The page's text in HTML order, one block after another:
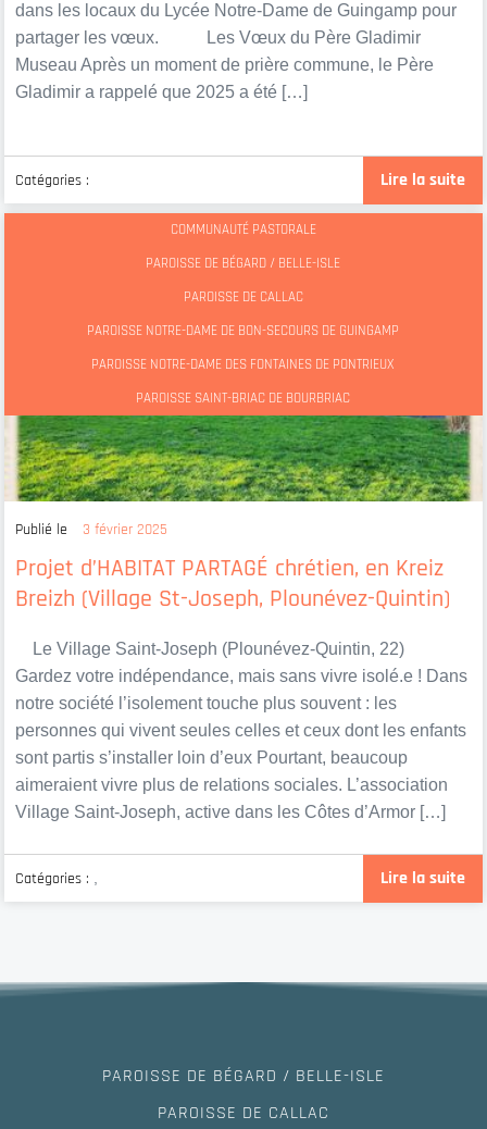
dans les locaux du Lycée Notre-Dame de Guingamp pour
partager les vœux. Les Vœux du Père Gladimir
Museau Après un moment de prière commune, le Père
Gladimir a rappelé que 2025 a été […]
Lire la suite
Catégories :
COMMUNAUTÉ PASTORALE
PAROISSE DE BÉGARD / BELLE-ISLE
PAROISSE DE CALLAC
PAROISSE NOTRE-DAME DE BON-SECOURS DE GUINGAMP
PAROISSE NOTRE-DAME DES FONTAINES DE PONTRIEUX
PAROISSE SAINT-BRIAC DE BOURBRIAC
Projet d’HABITAT PARTAGÉ chrétien, en Kreiz
Breizh (Village St-Joseph, Plounévez-Quintin)
Publié le 3 février 2025
Le Village Saint-Joseph (Plounévez-Quintin, 22)
Gardez votre indépendance, mais sans vivre isolé.e ! Dans
notre société l’isolement touche plus souvent : les
personnes qui vivent seules celles et ceux dont les enfants
sont partis s’installer loin d’eux Pourtant, beaucoup
aimeraient vivre plus de relations sociales. L’association
Village Saint-Joseph, active dans les Côtes d’Armor […]
Lire la suite
Catégories :
PAROISSE DE BÉGARD / BELLE-ISLE
PAROISSE DE CALLAC